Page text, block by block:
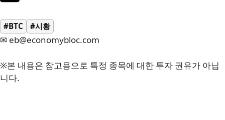
#BTC #시황
✉ eb@economybloc.com
※본 내용은 참고용으로 특정 종목에 대한 투자 권유가 아닙
니다.